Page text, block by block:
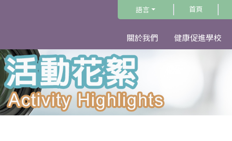
語言 首頁
關於我們 健康促進學校